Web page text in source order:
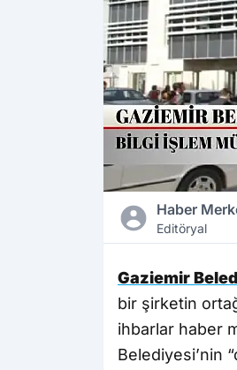
Haber
Editöryal
Gaziemir
bir şirketin
ihbarlar haber
Belediyesi’nin